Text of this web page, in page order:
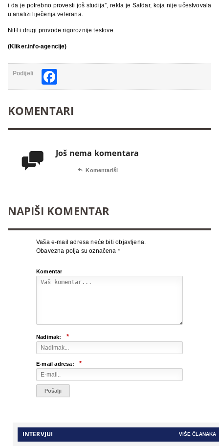
i da je potrebno provesti još studija”, rekla je Safdar, koja nije učestvovala
u analizi liječenja veterana.
NiH i drugi provode rigoroznije testove.
(Kliker.info-agencije)
Podijeli
KOMENTARI
 Još nema komentara
 Komentariši
NAPIŠI KOMENTAR
Vaša e-mail adresa neće biti objavljena.
Obavezna polja su označena *
Komentar
Nadimak: *
E-mail adresa: *
INTERVJUI VIŠE ČLANAKA